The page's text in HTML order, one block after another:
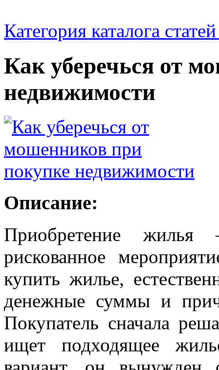
Категория каталога
Как уберечься от
недвижимости
Описание:
Приобретение
рискованное
купить жилье,
денежные суммы и
Покупатель сначала
ищет подходящее